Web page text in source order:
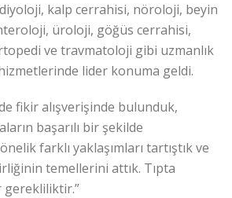
kalp cerrahisi, nöroloji, beyin
üroloji, göğüs cerrahisi,
ve travmatoloji gibi uzmanlık
lider konuma geldi.
fikir alışverişinde bulunduk,
başarılı bir şekilde
farklı yaklaşımları tartıştık ve
temellerini attık. Tıpta
gerekliliktir.”